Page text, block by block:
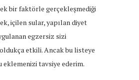
bir faktörle gerçekleşmediği
içilen sular, yapılan diyet
egzersiz sizi
etkili. Ancak bu listeye
eklemenizi tavsiye ederim.